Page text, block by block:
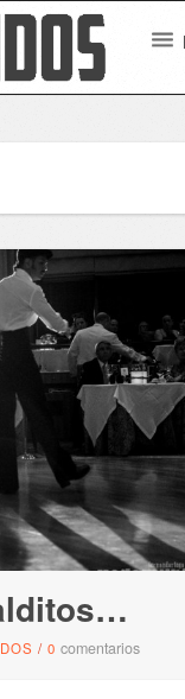
/ 0 comentarios